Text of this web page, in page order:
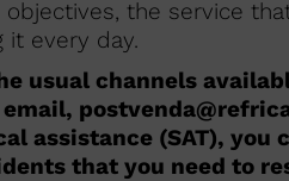
the service
every day.
usual channels
email,
assistance (SAT), you
that you need to